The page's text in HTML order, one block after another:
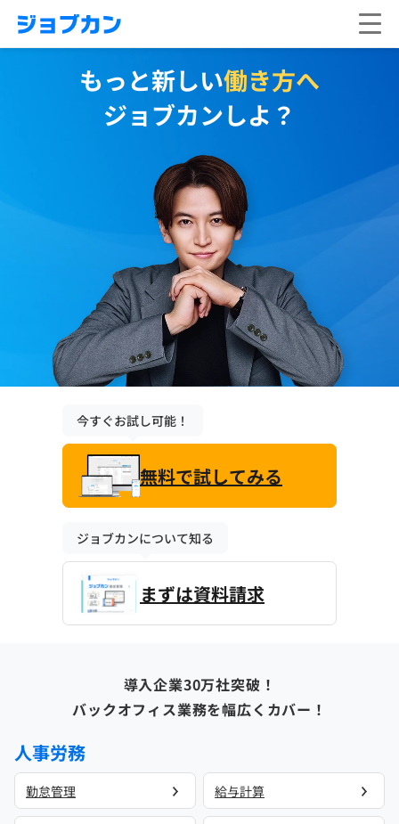
もっと新しい働き方へ
ジョブカンしよ？
今すぐお試し可能！
無料で試してみる
ジョブカンについて知る
まずは資料請求
導入企業30万社突破！
バックオフィス業務を幅広くカバー！
人事労務
勤怠管理 給与計算